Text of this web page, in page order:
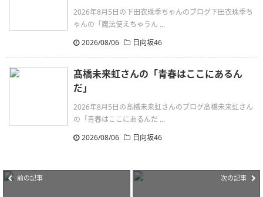
2026年8月5日の下田衣珠季ちゃんのブログ下田衣珠季ち
ゃんの「魔法使えちゃうん ...
2026/08/06
日向坂46
髙橋未来虹さんの「青春はここにあるん
だ」
2026年8月5日の髙橋未来虹さんのブログ髙橋未来虹さん
の「青春はここにあるんだ ...
2026/08/06
日向坂46
前の記事 次の記事